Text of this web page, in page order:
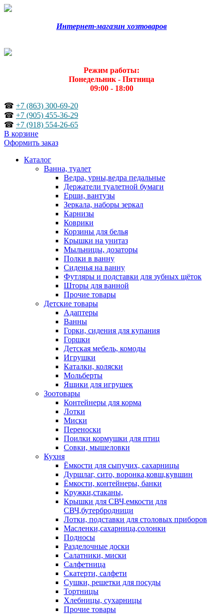
Интернет-магазин хозтоваров
Режим работы:
Понедельник - Пятница
09:00 - 18:00
☎ +7 (863) 300-69-20
☎ +7 (905) 455-36-29
☎ +7 (918) 554-26-65
В корзине
Оформить заказ
Каталог
Ванна, туалет
Ведра, урны,ведра педальные
Держатели туалетной бумаги
Ерши, вантузы
Зеркала, наборы зеркал
Карнизы
Коврики
Корзины для белья
Крышки на унитаз
Мыльницы, дозаторы
Полки в ванну
Сиденья на ванну
Футляры и подставки для зубных щёток
Шторы для ванной
Прочие товары
Детские товары
Адаптеры
Ванны
Горки, сидения для купания
Горшки
Детская мебель, комоды
Игрушки
Каталки, коляски
Мольберты
Ящики для игрушек
Зоотовары
Контейнеры для корма
Лотки
Миски
Переноски
Поилки кормушки для птиц
Совки, мышеловки
Кухня
Ёмкости для сыпучих, сахарницы
Дуршлаг, сито, воронка,ковш,кувшин
Ёмкости, контейнеры, банки
Кружки,стаканы,
Крышки для СВЧ,емкости для
СВЧ,бутербродници
Лотки, подставки для столовых приборов
Масленки,сахарница,солонки
Подносы
Разделочные доски
Салатники, миски
Салфетница
Скатерти, салфети
Сушки, решетки для посуды
Тортницы
Хлебницы, сухарницы
Прочие товары